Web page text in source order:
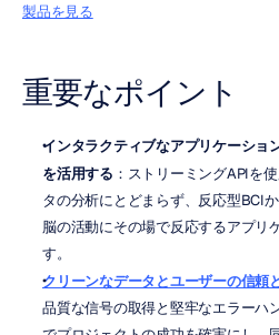
製品を見る
重要なポイント
インタラクティブなアプリケーショ
を活用する ：ストリーミングAPIを
タの分析にとどまらず、反応型BCI
脳の活動にその場で反応するアプリ
す。
クリーンなデータとユーザーの信頼
品質な信号の取得と堅牢なエラーハ